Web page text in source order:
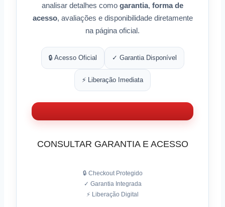
analisar detalhes como garantia, forma de
acesso, avaliações e disponibilidade diretamente
na página oficial.
🔒 Acesso Oficial ✓ Garantia Disponível
⚡ Liberação Imediata
CONSULTAR GARANTIA E ACESSO
🔒 Checkout Protegido
✓ Garantia Integrada
⚡ Liberação Digital